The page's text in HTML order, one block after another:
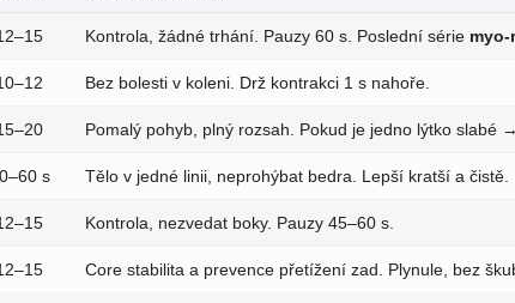
Kontrola, žádné trhání. Pauzy 60 s. Poslední série myo-
Bez bolesti v koleni. Drž kontrakci 1 s nahoře.
Pomalý pohyb, plný rozsah. Pokud je jedno lýtko slabé
s Tělo v jedné linii, neprohýbat bedra. Lepší kratší a čistě.
Kontrola, nezvedat boky. Pauzy 45–60 s.
Core stabilita a prevence přetížení zad. Plynule, bez